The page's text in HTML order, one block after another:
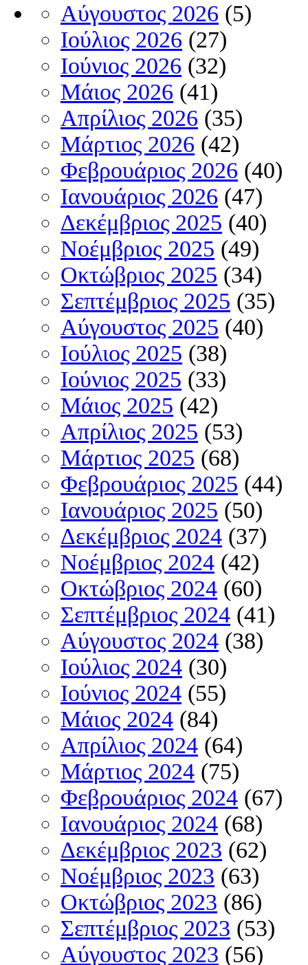
Αύγουστος 2026 (5)
Ιούλιος 2026 (27)
Ιούνιος 2026 (32)
Μάιος 2026 (41)
Απρίλιος 2026 (35)
Μάρτιος 2026 (42)
Φεβρουάριος 2026 (40)
Ιανουάριος 2026 (47)
Δεκέμβριος 2025 (40)
Νοέμβριος 2025 (49)
Οκτώβριος 2025 (34)
Σεπτέμβριος 2025 (35)
Αύγουστος 2025 (40)
Ιούλιος 2025 (38)
Ιούνιος 2025 (33)
Μάιος 2025 (42)
Απρίλιος 2025 (53)
Μάρτιος 2025 (68)
Φεβρουάριος 2025 (44)
Ιανουάριος 2025 (50)
Δεκέμβριος 2024 (37)
Νοέμβριος 2024 (42)
Οκτώβριος 2024 (60)
Σεπτέμβριος 2024 (41)
Αύγουστος 2024 (38)
Ιούλιος 2024 (30)
Ιούνιος 2024 (55)
Μάιος 2024 (84)
Απρίλιος 2024 (64)
Μάρτιος 2024 (75)
Φεβρουάριος 2024 (67)
Ιανουάριος 2024 (68)
Δεκέμβριος 2023 (62)
Νοέμβριος 2023 (63)
Οκτώβριος 2023 (86)
Σεπτέμβριος 2023 (53)
Αύγουστος 2023 (56)